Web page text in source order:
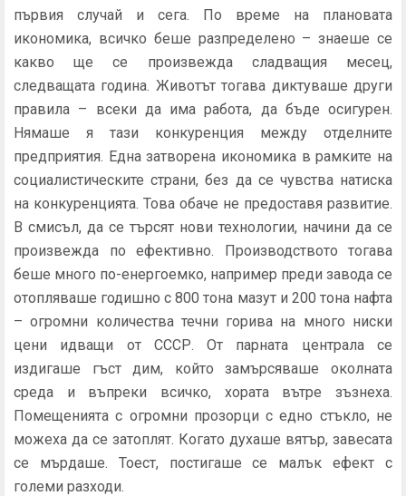
първия случай и сега. По време на плановата
икономика, всичко беше разпределено – знаеше се
какво ще се произвежда сладващия месец,
следващата година. Животът тогава диктуваше други
правила – всеки да има работа, да бъде осигурен.
Нямаше я тази конкуренция между отделните
предприятия. Една затворена икономика в рамките на
социалистическите страни, без да се чувства натиска
на конкуренцията. Това обаче не предоставя развитие.
В смисъл, да се търсят нови технологии, начини да се
произвежда по ефективно. Производството тогава
беше много по-енергоемко, например преди завода се
отопляваше годишно с 800 тона мазут и 200 тона нафта
– огромни количества течни горива на много ниски
цени идващи от СССР. От парната централа се
издигаше гъст дим, който замърсяваше околната
среда и въпреки всичко, хората вътре зъзнеха.
Помещенията с огромни прозорци с едно стъкло, не
можеха да се затоплят. Когато духаше вятър, завесата
се мърдаше. Тоест, постигаше се малък ефект с
големи разходи.